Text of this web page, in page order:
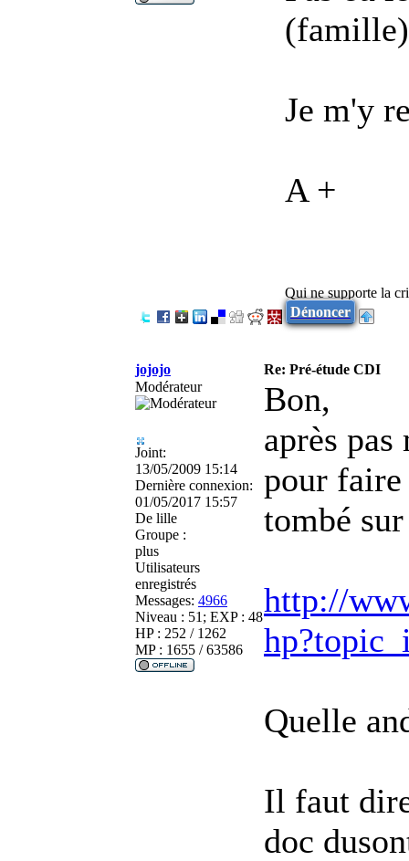
Je m'y
A +
Qui ne supporte la
Dénoncer
jojojo
Re: Pré-étude CDI
Modérateur
Joint:
13/05/2009 15:14
Dernière connexion:
01/05/2017 15:57
De lille
Groupe :
plus
Utilisateurs
enregistrés
Messages: 4966
Niveau : 51; EXP : 48
HP : 252 / 1262
MP : 1655 / 63586
Bon,
après
pour faire
tombé
http://
Quelle
Il faut
doc du